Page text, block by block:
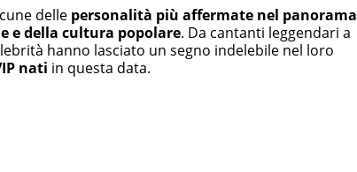
canali digitali.
delle personalità più affermate nel panorama
e della cultura popolare. Da cantanti leggendari a
hanno lasciato un segno indelebile nel loro
nati in questa data.